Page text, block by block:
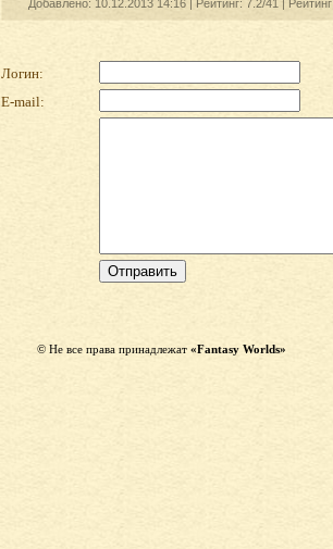
Добавлено: 10.12.2013 14:16 | Рейтинг: 7.2/41 | Рейтинг
Логин:
E-mail:
© Не все права принадлежат «Fantasy Worlds»